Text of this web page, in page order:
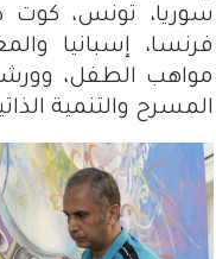
سوريا، تونس، كوت
فرنسا، إسبانيا
مواهب الطفل،
المسرح والتنمية